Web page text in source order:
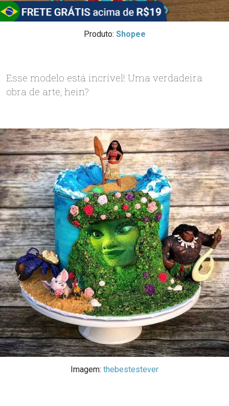
Produto: Shopee
Esse modelo está incrível! Uma verdadeira
obra de arte, hein?
Imagem: thebestestever